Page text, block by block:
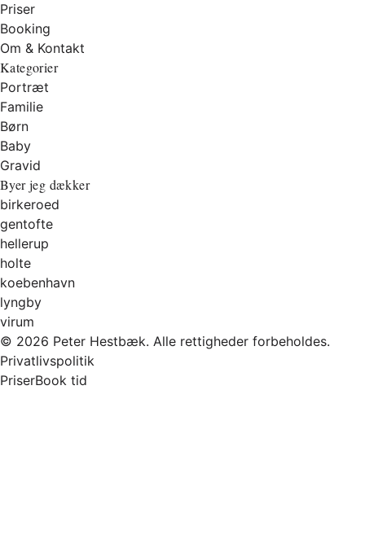
Priser
Booking
Om & Kontakt
Kategorier
Portræt
Familie
Børn
Baby
Gravid
Byer jeg dækker
birkeroed
gentofte
hellerup
holte
koebenhavn
lyngby
virum
© 2026 Peter Hestbæk. Alle rettigheder forbeholdes.
Privatlivspolitik
PriserBook tid